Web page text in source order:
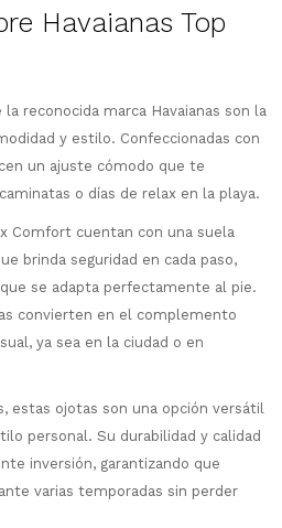
Havaianas Top
reconocida marca Havaianas son la
y estilo. Confeccionadas con
un ajuste cómodo que te
o días de relax en la playa.
Comfort cuentan con una suela
brinda seguridad en cada paso,
se adapta perfectamente al pie.
convierten en el complemento
ya sea en la ciudad o en
estas ojotas son una opción versátil
personal. Su durabilidad y calidad
inversión, garantizando que
varias temporadas sin perder
ahora y Pagá
hasta en 12
y sin tocar tu
de crédito
forma más ágil de
sin recargo o hasta
¡Solo con tu cédula!
calificado para comprar
Después:
Año
comprar usando Pago
Después.
prefieras!
como metodo de pago
crediticia. El monto
variar por comercio
Ups!
oferta, lamentamos
por cualquier duda
salió mal!
nuevamente mas tarde.